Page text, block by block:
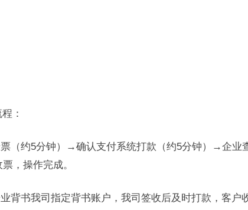
：
（约5分钟）→确认支付系统打款（约5分钟）→企业
，操作完成。
背书我司指定背书账户，我司签收后及时打款，客户